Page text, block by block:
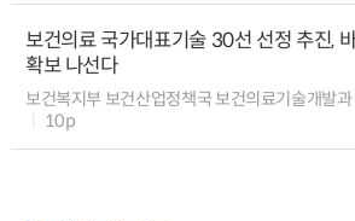
보건의료 국가대표기술 30선 선정 추진,
확보 나선다
보건복지부 보건산업정책국 보건의료기술개발과
10p